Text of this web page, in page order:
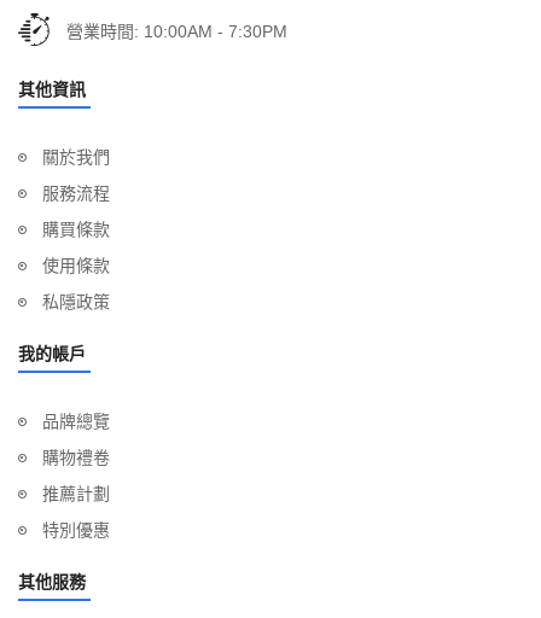
營業時間: 10:00AM - 7:30PM
其他資訊
關於我們
服務流程
購買條款
使用條款
私隱政策
我的帳戶
品牌總覽
購物禮卷
推薦計劃
特別優惠
其他服務